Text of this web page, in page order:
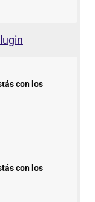
con los
con los